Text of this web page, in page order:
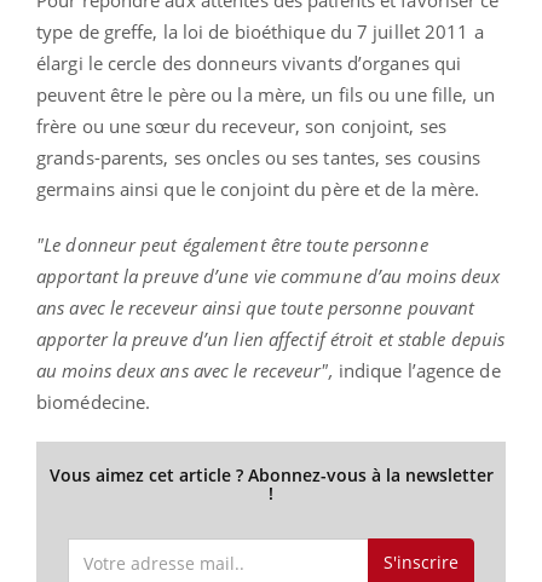
type de greffe, la loi de bioéthique du 7 juillet 2011 a
élargi le cercle des donneurs vivants d’organes qui
peuvent être le père ou la mère, un fils ou une fille, un
frère ou une sœur du receveur, son conjoint, ses
grands-parents, ses oncles ou ses tantes, ses cousins
germains ainsi que le conjoint du père et de la mère.
"Le donneur peut également être toute personne
apportant la preuve d’une vie commune d’au moins deux
ans avec le receveur ainsi que toute personne pouvant
apporter la preuve d’un lien affectif étroit et stable depuis
au moins deux ans avec le receveur", indique l’agence de
biomédecine.
Vous aimez cet article ? Abonnez-vous à la newsletter
!
S'inscrire